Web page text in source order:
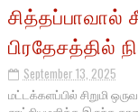
சித்தப்பாவால்
பிரதேசத்தில்
September 13, 2025
மட்டக்களப்பில் சிறுமி